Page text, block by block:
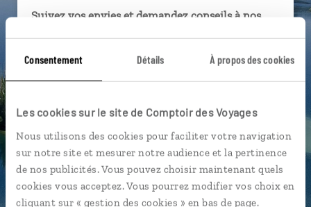
Consentement Détails À propos des cookies
Les cookies sur le site de Comptoir des Voyages
Nous utilisons des cookies pour faciliter votre navigation
sur notre site et mesurer notre audience et la pertinence
de nos publicités. Vous pouvez choisir maintenant quels
cookies vous acceptez. Vous pourrez modifier vos choix en
cliquant sur « gestion des cookies » en bas de page.
Suivez vos envies et demandez conseils à nos
Ils sauront organiser votre itinéraire au plus
près de vos envies et de la réalité du pays.
connectés en agence, mais aussi par email ou
téléphone.
Vous gardez le même interlocuteur avant,
pendant et après votre voyage.